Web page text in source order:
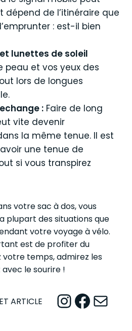
dépend de l’itinéraire que
: est-il bien
lunettes de soleil
peau et vos yeux des
lors de longues
: Faire de long
vite devenir
la même tenue. Il est
une tenue de
si vous transpirez
votre sac à dos, vous
plupart des situations que
votre voyage à vélo.
est de profiter du
temps, admirez les
le sourire !
ARTICLE InstagramFacebook Mail